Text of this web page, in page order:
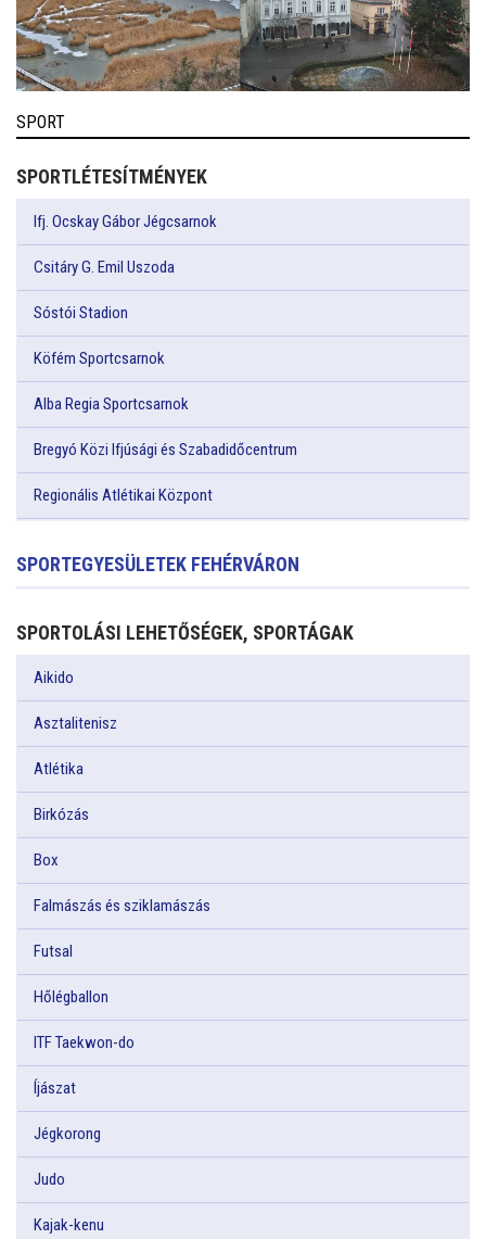
SPORT
SPORTLÉTESÍTMÉNYEK
Ifj. Ocskay Gábor Jégcsarnok
Csitáry G. Emil Uszoda
Sóstói Stadion
Köfém Sportcsarnok
Alba Regia Sportcsarnok
Bregyó Közi Ifjúsági és Szabadidőcentrum
Regionális Atlétikai Központ
SPORTEGYESÜLETEK FEHÉRVÁRON
SPORTOLÁSI LEHETŐSÉGEK, SPORTÁGAK
Aikido
Asztalitenisz
Atlétika
Birkózás
Box
Falmászás és sziklamászás
Futsal
Hőlégballon
ITF Taekwon-do
Íjászat
Jégkorong
Judo
Kajak-kenu